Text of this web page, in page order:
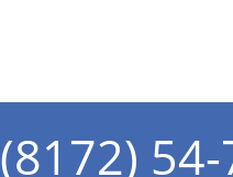
(8172)